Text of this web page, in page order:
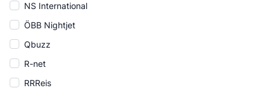
NS International
ÖBB Nightjet
Qbuzz
R-net
RRReis